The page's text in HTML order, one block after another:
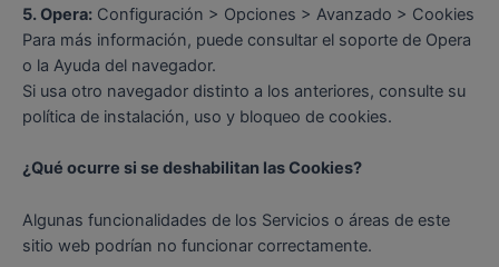
5. Opera: Configuración > Opciones > Avanzado > Cookies
Para más información, puede consultar el soporte de Opera
o la Ayuda del navegador.
Si usa otro navegador distinto a los anteriores, consulte su
política de instalación, uso y bloqueo de cookies.
¿Qué ocurre si se deshabilitan las Cookies?
Algunas funcionalidades de los Servicios o áreas de este
sitio web podrían no funcionar correctamente.